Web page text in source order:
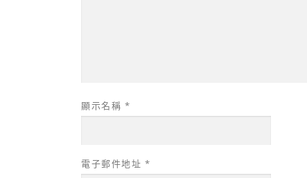
顯示名稱 *
電子郵件地址 *